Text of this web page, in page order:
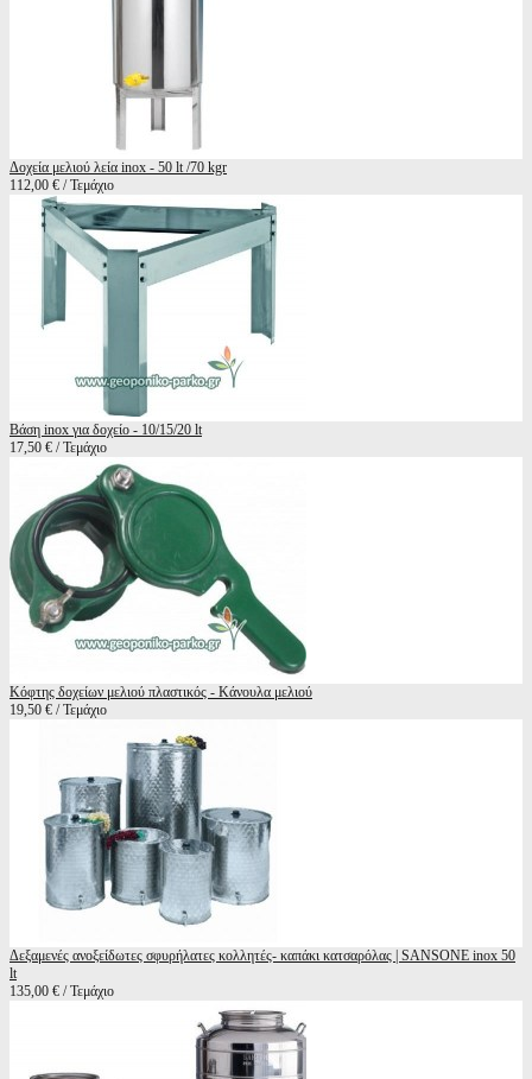
Δοχεία μελιού λεία inox - 50 lt /70 kgr
112,00 € / Τεμάχιο
Βάση inox για δοχείο - 10/15/20 lt
17,50 € / Τεμάχιο
Κόφτης δοχείων μελιού πλαστικός - Κάνουλα μελιού
19,50 € / Τεμάχιο
Δεξαμενές ανοξείδωτες σφυρήλατες κολλητές- καπάκι κατσαρόλας | SANSONE inox 50
lt
135,00 € / Τεμάχιο